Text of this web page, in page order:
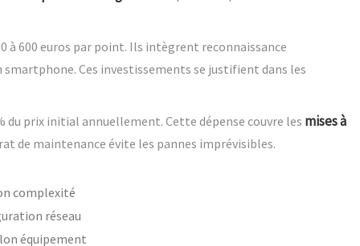
à 600 euros par point. Ils intègrent reconnaissance
Ces investissements se justifient dans les
du prix initial annuellement. Cette dépense couvre les mises à
de maintenance évite les pannes imprévisibles.
complexité
réseau
équipement